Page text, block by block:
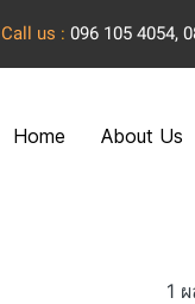
Call us : 096 105 4054,
Home About Us
1